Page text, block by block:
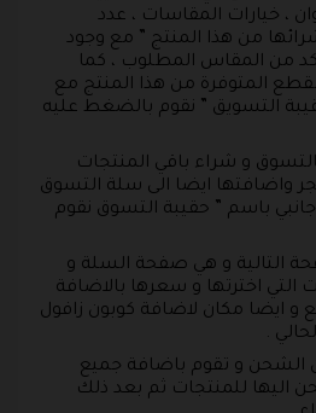
، خيارات المقاسات ، عدد
من هذا المنتج ” مع وجود
من المقاس المطلوب ، كما
المتوفرة من هذا المنتج مع
التسويق ” نقوم بالضغط عليه
و شراء باقي المنتجات
واضافتها ايضا الى سلة التسوق
جانبي باسم ” حقيبة التسوق نقوم
التالية و هي صفحة السلة و
التي اخترتها و سعرها بالاضافة
و ايضا مكان لاضافة كوبون زافول
.
الشحن و تقوم باضافة جميع
اليها للمنتجات ثم بعد ذلك